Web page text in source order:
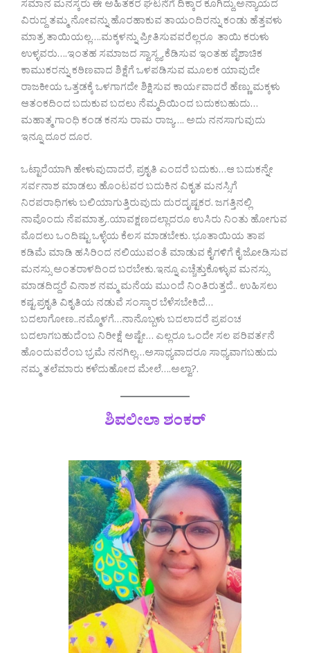
ಸಮಾನ ಮನಸ್ಕರು ಈ ಅಹಿತಕರ ಘಟನೆಗೆ ದಿಕ್ಕಾರ ಕೂಗಿದ್ದು,ಅನ್ಯಾಯದ
ವಿರುದ್ದ ತಮ್ಮ ನೋವನ್ನು ಹೊರಹಾಕುವ ತಾಯಂದಿರನ್ನು ಕಂಡು ಹೆತ್ತವಳು
ಮಾತ್ರ ತಾಯಿಯಲ್ಲ….ಮಕ್ಕಳನ್ನು ಪ್ರೀತಿಸುವವರೆಲ್ಲರೂ ತಾಯಿ ಕರುಳು
ಉಳ್ಳವರು….ಇಂತಹ ಸಮಾಜದ ಸ್ವಾಸ್ಥ್ಯ ಕೆಡಿಸುವ ಇಂತಹ ಪೈಶಾಚಿಕ
ಕಾಮುಕರನ್ನು ಕಠಿಣವಾದ ಶಿಕ್ಷೆಗೆ ಒಳಪಡಿಸುವ ಮೂಲಕ ಯಾವುದೇ
ರಾಜಕೀಯ ಒತ್ತಡಕ್ಕೆ ಒಳಗಾಗದೇ ಶಿಕ್ಷಿಸುವ ಕಾರ್ಯವಾದರೆ ಹೆಣ್ಣು ಮಕ್ಕಳು
ಆತಂಕದಿಂದ ಬದುಕುವ ಬದಲು ನೆಮ್ಮದಿಯಿಂದ ಬದುಕಬಹುದು…
ಮಹಾತ್ಮ ಗಾಂಧಿ ಕಂಡ ಕನಸು ರಾಮ ರಾಜ್ಯ…. ಅದು ನನಸಾಗುವುದು
ಇನ್ನೂ ದೂರ ದೂರ.
ಒಟ್ಟಾರೆಯಾಗಿ ಹೇಳುವುದಾದರೆ, ಪ್ರಕೃತಿ ಎಂದರೆ ಬದುಕು…ಆ ಬದುಕನ್ನೇ
ಸರ್ವನಾಶ ಮಾಡಲು ಹೊಂಟವರ ಬದುಕಿನ ವಿಕೃತ ಮನಸ್ಸಿಗೆ
ನಿರಪರಾಧಿಗಳು ಬಲಿಯಾಗುತ್ತಿರುವುದು ದುರದೃಷ್ಟಕರ. ಜಗತ್ತಿನಲ್ಲಿ
ನಾವೊಂದು ನೆಪಮಾತ್ರ..ಯಾವಕ್ಷಣದಲ್ಲಾದರೂ ಉಸಿರು ನಿಂತು ಹೋಗುವ
ಮೊದಲು ಒಂದಿಷ್ಟು ಒಳ್ಳೆಯ ಕೆಲಸ ಮಾಡಬೇಕು. ಭೂತಾಯಿಯ ತಾಪ
ಕಡಿಮೆ ಮಾಡಿ ಹಸಿರಿಂದ ನಲಿಯುವಂತೆ ಮಾಡುವ ಕೈಗಳಿಗೆ ಕೈ ಜೋಡಿಸುವ
ಮನಸ್ಸು ಅಂತರಾಳದಿಂದ ಬರಬೇಕು.ಇನ್ನೂ ಎಚ್ಚೆತ್ತುಕೊಳ್ಳುವ ಮನಸ್ಸು
ಮಾಡದಿದ್ದರೆ ವಿನಾಶ ನಮ್ಮ ಮನೆಯ ಮುಂದೆ ನಿಂತಿರುತ್ತದೆ.. ಉಹಿಸಲು
ಕಷ್ಟ.ಪ್ರಕೃತಿ ವಿಕೃತಿಯ ನಡುವೆ ಸಂಸ್ಕಾರ ಬೆಳೆಸಬೇಕಿದೆ…
ಬದಲಾಗೋಣ..ನಮ್ಮೊಳಗೆ…ನಾನೊಬ್ಬಳು ಬದಲಾದರೆ ಪ್ರಪಂಚ
ಬದಲಾಗಬಹುದೆಂಬ ನಿರೀಕ್ಷೆ ಅಷ್ಟೇ… ಎಲ್ಲರೂ ಒಂದೇ ಸಲ ಪರಿವರ್ತನೆ
ಹೊಂದುವರೆಂಬ ಭ್ರಮೆ ನನಗಿಲ್ಲ…ಅಸಾಧ್ಯವಾದರೂ ಸಾಧ್ಯವಾಗಬಹುದು
ನಮ್ಮ ತಲೆಮಾರು ಕಳೆದುಹೋದ ಮೇಲೆ….ಅಲ್ವಾ?.
ಶಿವಲೀಲಾ ಶಂಕರ್